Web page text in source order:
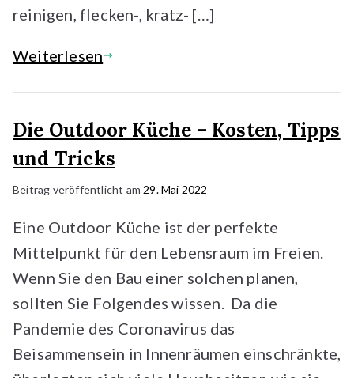
reinigen, flecken-, kratz- […]
Weiterlesen
Die Outdoor Küche – Kosten, Tipps
und Tricks
Beitrag veröffentlicht am 29. Mai 2022
Eine Outdoor Küche ist der perfekte
Mittelpunkt für den Lebensraum im Freien.
Wenn Sie den Bau einer solchen planen,
sollten Sie Folgendes wissen. Da die
Pandemie des Coronavirus das
Beisammensein in Innenräumen einschränkte,